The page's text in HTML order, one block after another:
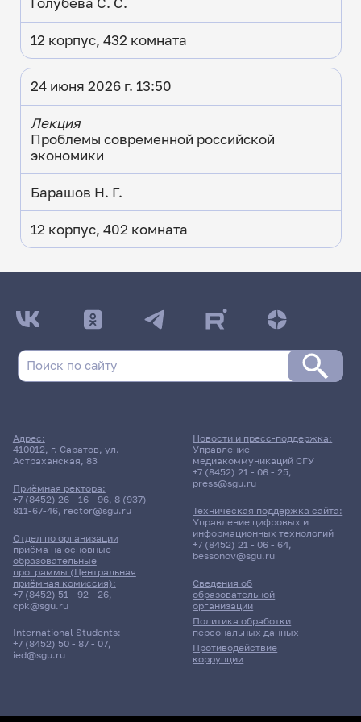
Голубева С. С.
12 корпус, 432 комната
24 июня 2026 г. 13:50
Лекция
Проблемы современной российской
экономики
Барашов Н. Г.
12 корпус, 402 комната
ДАТА ПОСЛЕДНЕГО ОБНОВЛЕНИЯ:
05.06.2026
Заочная форма обучения | 131 группа
Расписание сессии еще не заполнено!
Адрес:
410012, г. Саратов, ул.
Астраханская, 83
Приёмная ректора:
+7 (8452) 26 - 16 - 96, 8 (937)
811-67-46, rector@sgu.ru
Отдел по организации
приёма на основные
образовательные
программы (Центральная
приёмная комиссия):
+7 (8452) 51 - 92 - 26,
cpk@sgu.ru
International Students:
+7 (8452) 50 - 87 - 07,
ied@sgu.ru
Сведения об
образовательной
организации
Политика обработки
персональных данных
Противодействие
коррупции
Новости и пресс-поддержка:
Управление
медиакоммуникаций СГУ
+7 (8452) 21 - 06 - 25,
press@sgu.ru
Техническая поддержка сайта:
Управление цифровых и
информационных технологий
+7 (8452) 21 - 06 - 64,
bessonov@sgu.ru